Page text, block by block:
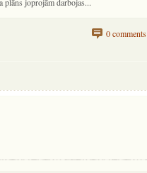
0 comments